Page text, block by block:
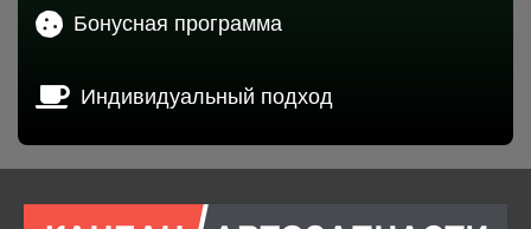
Бонусная программа
Индивидуальный подход